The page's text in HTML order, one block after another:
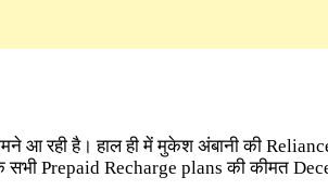
आ रही है। हाल ही में मुकेश अंबानी की
Prepaid Recharge plans की कीमत